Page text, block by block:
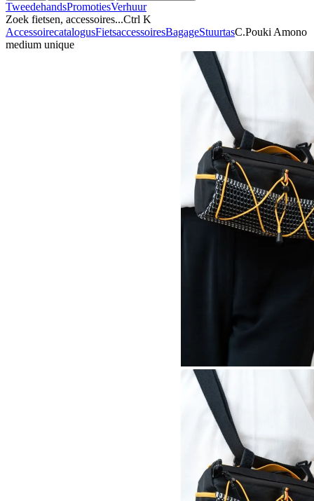
TweedehandsPromotiesVerhuur
Zoek fietsen, accessoires...Ctrl K
AccessoirecatalogusFietsaccessoiresBagageStuurtasC.Pouki Amono
medium unique